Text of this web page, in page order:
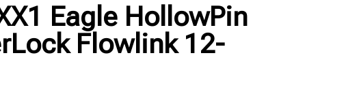
Eagle HollowPin
Flowlink 12-